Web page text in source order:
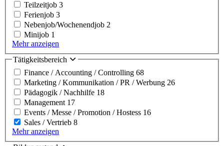
Teilzeitjob 3
Ferienjob 3
Nebenjob/Wochenendjob 2
Minijob 1
Mehr anzeigen
Tätigkeitsbereich
Finance / Accounting / Controlling 68
Marketing / Kommunikation / PR / Werbung 26
Pädagogik / Nachhilfe 18
Management 17
Events / Messe / Promotion / Hostess 16
Sales / Vertrieb 8
Mehr anzeigen